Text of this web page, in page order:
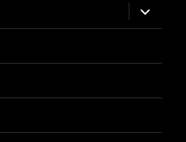
ouvrir
le
sous-